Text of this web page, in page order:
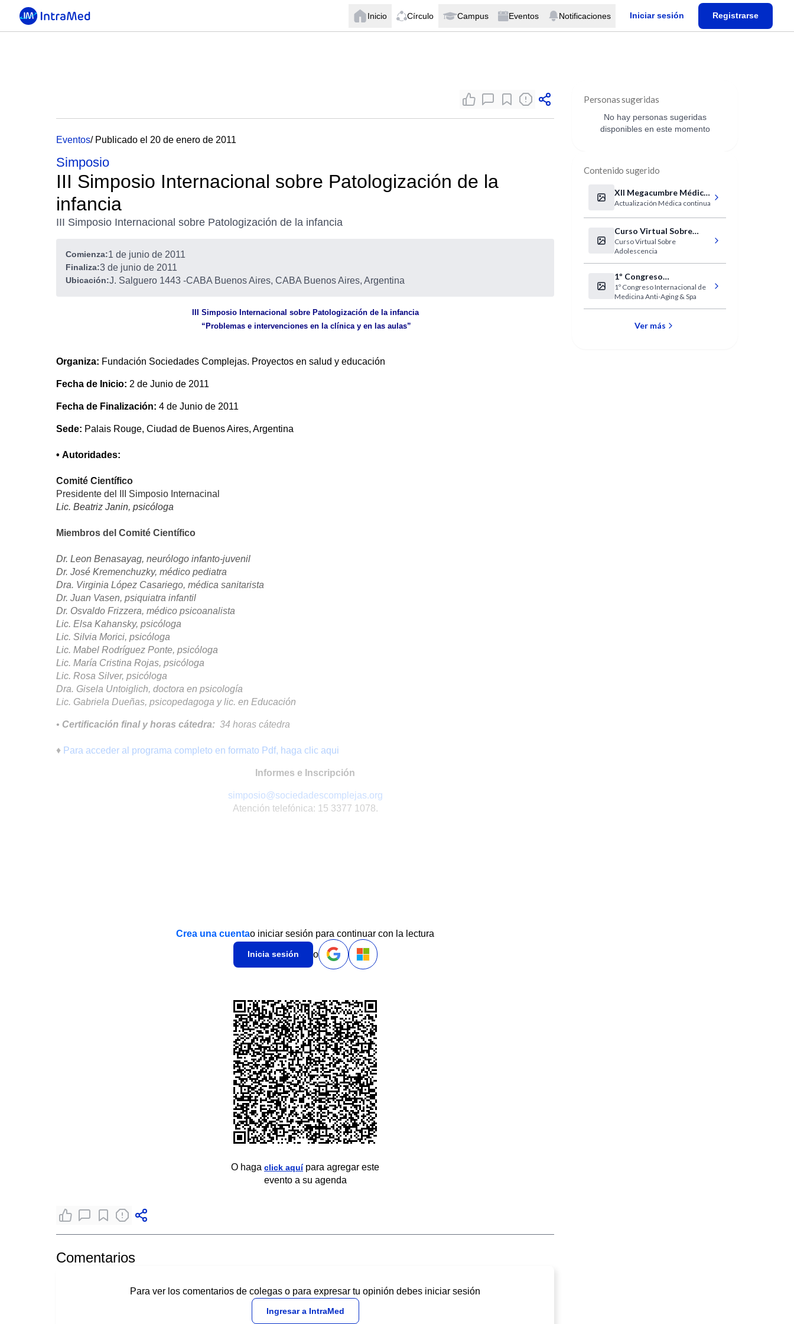
Inicio Círculo Campus Eventos Notificaciones Iniciar sesión Registrarse
Eventos/ Publicado el 20 de enero de 2011
Simposio
III Simposio Internacional sobre Patologización de la
infancia
III Simposio Internacional sobre Patologización de la infancia
Comienza:1 de junio de 2011
Finaliza:3 de junio de 2011
Ubicación:J. Salguero 1443 -CABA Buenos Aires, CABA Buenos Aires, Argentina
III Simposio Internacional sobre Patologización de la infancia
“Problemas e intervenciones en la clínica y en las aulas”
Organiza: Fundación Sociedades Complejas. Proyectos en salud y educación
Fecha de Inicio: 2 de Junio de 2011
Fecha de Finalización: 4 de Junio de 2011
Sede: Palais Rouge, Ciudad de Buenos Aires, Argentina
• Autoridades:
Comité Científico
Presidente del III Simposio Internacinal
Lic. Beatriz Janin, psicóloga
Miembros del Comité Científico
Dr. Leon Benasayag, neurólogo infanto-juvenil
Dr. José Kremenchuzky, médico pediatra
Dra. Virginia López Casariego, médica sanitarista
Dr. Juan Vasen, psiquiatra infantil
Dr. Osvaldo Frizzera, médico psicoanalista
Lic. Elsa Kahansky, psicóloga
Lic. Silvia Morici, psicóloga
Lic. Mabel Rodríguez Ponte, psicóloga
Lic. María Cristina Rojas, psicóloga
Lic. Rosa Silver, psicóloga
Dra. Gisela Untoiglich, doctora en psicología
Lic. Gabriela Dueñas, psicopedagoga y lic. en Educación
• Certificación final y horas cátedra: 34 horas cátedra
♦ Para acceder al programa completo en formato Pdf, haga clic aqui
Informes e Inscripción
simposio@sociedadescomplejas.org
Atención telefónica: 15 3377 1078.
Crea una cuentao iniciar sesión para continuar con la lectura
Inicia sesión o
O haga click aquípara agregar este
evento a su agenda
Comentarios
Para ver los comentarios de colegas o para expresar tu opinión debes iniciar sesión
Ingresar a IntraMed
Personas sugeridas
No hay personas sugeridas
disponibles en este momento
Contenido sugerido
XII Megacumbre Médica
2011
Actualización Médica continua
Curso Virtual Sobre
Adolescencia
Curso Virtual Sobre
Adolescencia
1º Congreso
Internacional de
Medicina Anti-Aging &
Spa
1º Congreso Internacional de
Medicina Anti-Aging & Spa
Ver más